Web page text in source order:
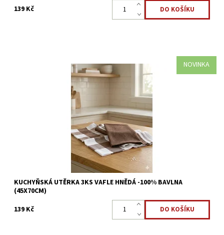
139 Kč
NOVINKA
Sada kuchyňských utěrek 100% bavlna vafle hnědá
Skladem >5 ks
8595248439740
KUCHYŇSKÁ UTĚRKA 3KS VAFLE HNĚDÁ -100% BAVLNA
(45X70CM)
139 Kč